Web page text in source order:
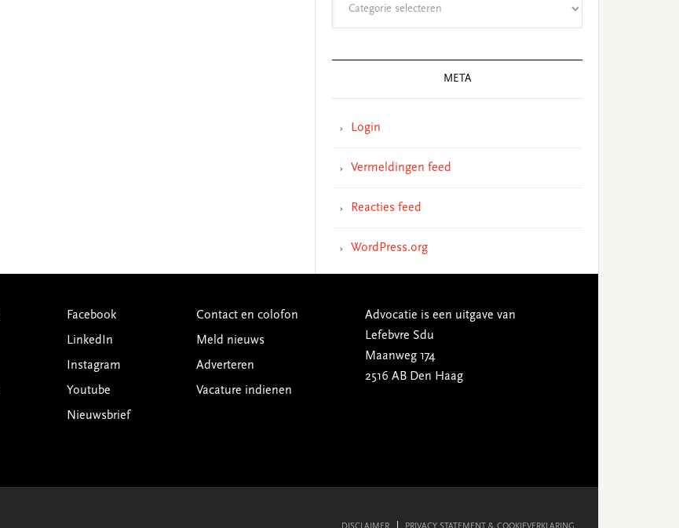
META
Login
Vermeldingen feed
Reacties feed
WordPress.org
Facebook
LinkedIn
Instagram
Youtube
Nieuwsbrief
Contact en colofon
Meld nieuws
Adverteren
Vacature indienen
Advocatie is een uitgave van
Lefebvre Sdu
Maanweg 174
2516 AB Den Haag